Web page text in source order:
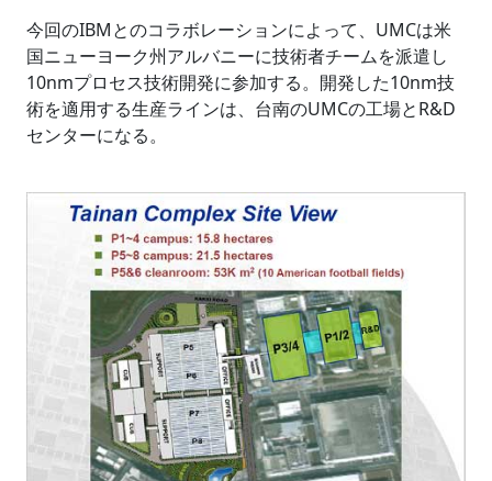
今回のIBMとのコラボレーションによって、UMCは米
国ニューヨーク州アルバニーに技術者チームを派遣し
10nmプロセス技術開発に参加する。開発した10nm技
術を適用する生産ラインは、台南のUMCの工場とR&D
センターになる。